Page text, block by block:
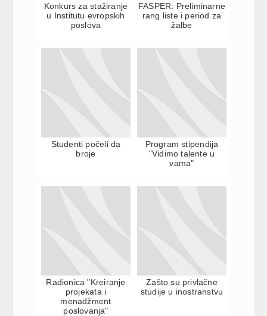
Konkurs za stažiranje
u Institutu evropskih
poslova
FASPER: Preliminarne
rang liste i period za
žalbe
Studenti počeli da
broje
Program stipendija
"Vidimo talente u
vama"
Radionica "Kreiranje
projekata i
menadžment
poslovanja"
Zašto su privlačne
studije u inostranstvu